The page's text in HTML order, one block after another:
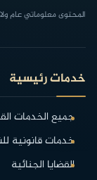
المحتوى معلوماتي عام
خدمات رئيسية
جميع الخدمات
خدمات قانونية
القضايا الجنائية